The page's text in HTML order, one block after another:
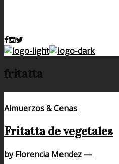
fritatta
Almuerzos & Cenas
Fritatta de vegetales
by Florencia Mendez —